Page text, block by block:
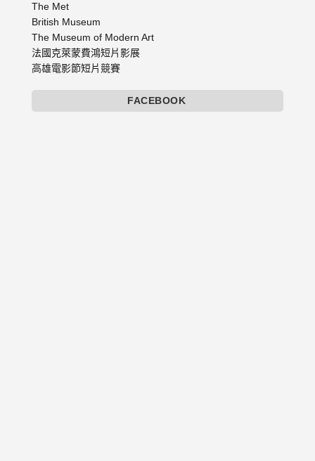
The Met
British Museum
The Museum of Modern Art
法國克萊蒙費鴻短片影展
高雄電影節短片競賽
FACEBOOK